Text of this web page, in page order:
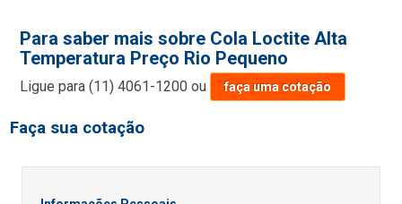
Para saber mais sobre Cola Loctite Alta
Temperatura Preço Rio Pequeno
Ligue para(11) 4061-1200 ou faça uma cotação
Faça sua cotação